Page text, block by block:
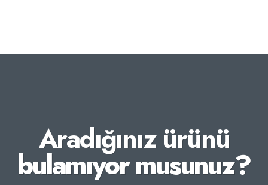
Aradığınız ürünü
bulamıyor musunuz?